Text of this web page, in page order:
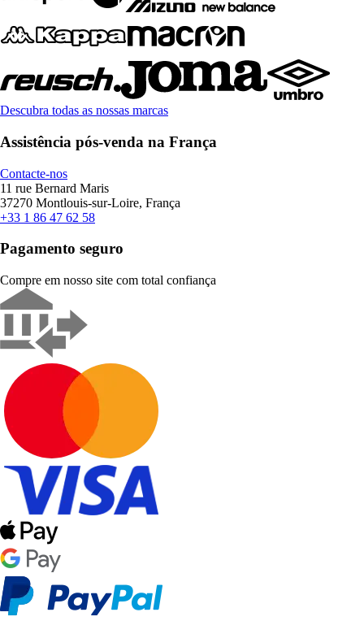
Descubra todas as nossas marcas
Assistência pós-venda na França
Contacte-nos
11 rue Bernard Maris
37270 Montlouis-sur-Loire, França
+33 1 86 47 62 58
Pagamento seguro
Compre em nosso site com total confiança